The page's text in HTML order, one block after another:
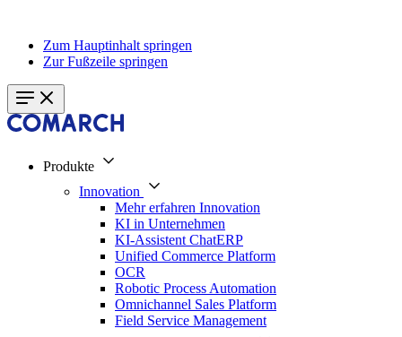
Zum Hauptinhalt springen
Zur Fußzeile springen
Produkte
Innovation
Mehr erfahren Innovation
KI in Unternehmen
KI-Assistent ChatERP
Unified Commerce Platform
OCR
Robotic Process Automation
Omnichannel Sales Platform
Field Service Management